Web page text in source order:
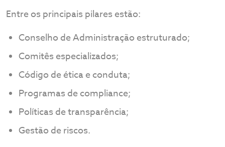
Entre os principais pilares estão:
Conselho de Administração estruturado;
Comitês especializados;
Código de ética e conduta;
Programas de compliance;
Políticas de transparência;
Gestão de riscos.